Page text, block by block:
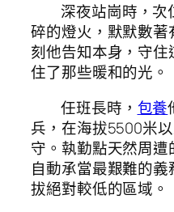
深夜站崗時，次
碎的燈火，默默數
刻他告知本身，守
住了那些暖和的光。
任班長時， 包養
兵，在海拔5500米
守。執勤點天然周
自動承當最艱難的
拔絕對較低的區域。